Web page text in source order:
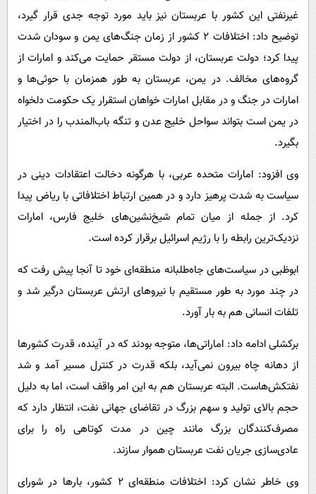
غیرنفتی این کشور با عربستان نیز باید مورد توجه جدی قرار گیرد،
توضیح داد: اختلافات ۲ کشور از زمان جنگ‌های یمن و سودان شدت
پیدا کرد؛ دولت عربستان، از دولت مستقر حمایت می‌کند و امارات از
گروه‌های مخالف. در یمن، عربستان به طور همزمان با حوثی‌ها و
امارات در جنگ و در مقابل امارات خواهان استقرار یک حکومت دلخواه
در یمن است بتواند سواحل خلیج عدن و تنگه باب‌المندب را در اختیار
بگیرد.
وی افزود: امارات متحده عربی، با هرگونه دخالت اعتقادات دینی در
سیاست به شدت پرهیز دارد و در همین ارتباط اختلافاتی با ریاض پیدا
کرد. از جمله از میان تمام شیخ‌نشین‌های خلیج فارس، امارات
نزدیک‌ترین رابطه را با رژیم اسرائیل برقرار کرده است.
ابوظبی در سیاست‌های جاه‌طلبانه منطقه‌ای خود تا آنجا پیش رفت که
در چند مورد به طور مستقیم با نیروهای ارتش عربستان درگیر شد و
تلفات انسانی هم به بار آورد.
برکشلی ادامه داد: اماراتی‌ها، متوجه بودند که در آینده، قدرت کشورها
از دهانه چاه بیرون نمی‌آید، بلکه قدرت در کنترل مسیر آمد و شد
نفتکش‌هاست. البته عربستان هم به این امر واقف است، اما به دلیل
حجم بالای تولید و سهم بزرگ در تقاضای جهانی نفت، انتظار دارد که
مصرف‌کنندگان بزرگ مانند چین در مدت کوتاهی راه را برای
عادی‌سازی جریان نفت عربستان هموار سازند.
وی خاطر نشان کرد: اختلافات منطقه‌ای ۲ کشور، بارها در شورای